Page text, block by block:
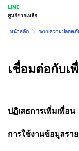
LINE
ศูนย์ช่วยเหลือ
หน้าหลัก ระบบความปลอด
เชื่อมต่อกับเ
ปฏิเสธการเพิ่มเพื่อน
การใช้งานข้อมูลร